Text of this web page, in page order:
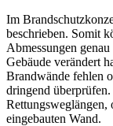
Im
beschrieben. Somit
Abmessungen
Gebäude verändert
Brandwände fehlen
dringend
Rettungsweglängen,
eingebauten Wand.